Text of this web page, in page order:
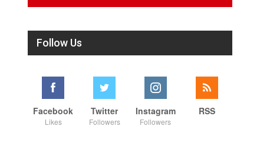
Follow Us
Facebook
Likes
Twitter
Followers
Instagram
Followers
RSS